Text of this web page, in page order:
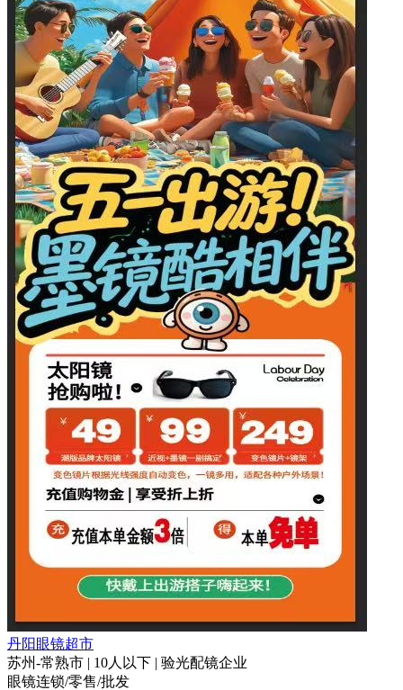
丹阳眼镜超市
苏州-常熟市 | 10人以下 | 验光配镜企业
眼镜连锁/零售/批发